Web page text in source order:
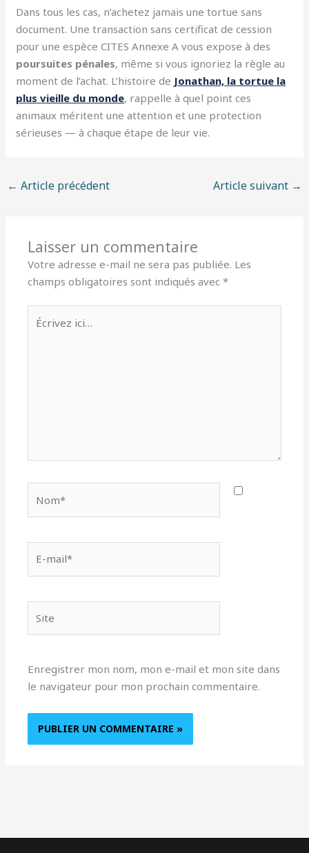
Dans tous les cas, n’achetez jamais une tortue sans
document. Une transaction sans certificat de cession
pour une espèce CITES Annexe A vous expose à des
poursuites pénales, même si vous ignoriez la règle au
moment de l’achat. L’histoire de Jonathan, la tortue la
plus vieille du monde, rappelle à quel point ces
animaux méritent une attention et une protection
sérieuses — à chaque étape de leur vie.
← Article précédent Article suivant →
Laisser un commentaire
Votre adresse e-mail ne sera pas publiée. Les
champs obligatoires sont indiqués avec*
ici…
mail*
Enregistrer mon nom, mon e-mail et mon site dans
le navigateur pour mon prochain commentaire.